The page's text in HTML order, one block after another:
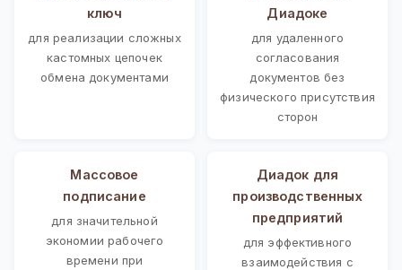
ключ
для реализации сложных
кастомных цепочек
обмена документами
Диадоке
для удаленного
согласования
документов без
физического присутствия
сторон
Массовое
подписание
для значительной
экономии рабочего
времени при
Диадок для
производственных
предприятий
для эффективного
взаимодействия с